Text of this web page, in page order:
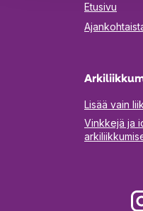
Etusivu
Lisää vain
Vinkkejä ja